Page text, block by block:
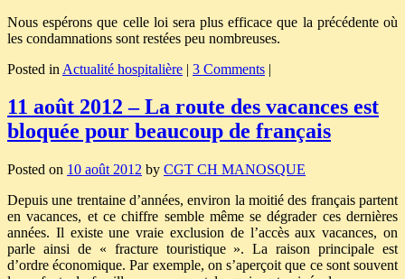
Nous espérons que celle loi sera plus efficace que la précédente où
les condamnations sont restées peu nombreuses.
Posted in Actualité hospitalière | 3 Comments |
11 août 2012 – La route des vacances est
bloquée pour beaucoup de français
Posted on 10 août 2012 by CGT CH MANOSQUE
Depuis une trentaine d’années, environ la moitié des français partent
en vacances, et ce chiffre semble même se dégrader ces dernières
années. Il existe une vraie exclusion de l’accès aux vacances, on
parle ainsi de « fracture touristique ». La raison principale est
d’ordre économique. Par exemple, on s’aperçoit que ce sont souvent